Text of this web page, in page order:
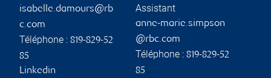
isabelle.damours@rb
c.com
Téléphone : 819-829-52
85
Linkedin
Assistant
anne-marie.simpson
@rbc.com
Téléphone : 819-829-52
85